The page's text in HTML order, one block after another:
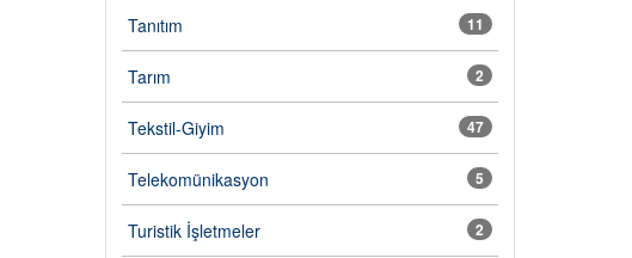
Tanıtım 11
Tarım 2
Tekstil-Giyim 47
Telekomünikasyon 5
Turistik İşletmeler 2